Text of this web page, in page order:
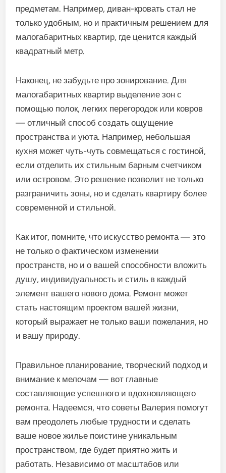
предметам. Например, диван-кровать стал не
только удобным, но и практичным решением для
малогабаритных квартир, где ценится каждый
квадратный метр.
Наконец, не забудьте про зонирование. Для
малогабаритных квартир выделение зон с
помощью полок, легких перегородок или ковров
— отличный способ создать ощущение
пространства и уюта. Например, небольшая
кухня может чуть-чуть совмещаться с гостиной,
если отделить их стильным барным счетчиком
или островом. Это решение позволит не только
разграничить зоны, но и сделать квартиру более
современной и стильной.
Как итог, помните, что искусство ремонта — это
не только о фактическом изменении
пространств, но и о вашей способности вложить
душу, индивидуальность и стиль в каждый
элемент вашего нового дома. Ремонт может
стать настоящим проектом вашей жизни,
который выражает не только ваши пожелания, но
и вашу природу.
Правильное планирование, творческий подход и
внимание к мелочам — вот главные
составляющие успешного и вдохновляющего
ремонта. Надеемся, что советы Валерия помогут
вам преодолеть любые трудности и сделать
ваше новое жилье поистине уникальным
пространством, где будет приятно жить и
работать. Независимо от масштабов или